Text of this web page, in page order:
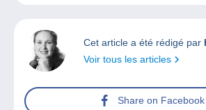
Cet article a été rédigé par
Voir tous les articles
Share on Facebook